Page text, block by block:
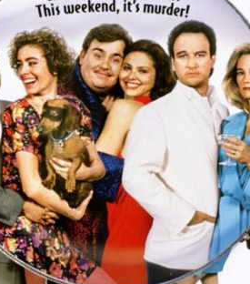
5
firmy jedzie autobusem na wyjazd
mają za chwilę wjechać runie do wody.
ale porządek rzeczy nie jest czymś z
o swoje.... Zobacz 5 część kultowej serii